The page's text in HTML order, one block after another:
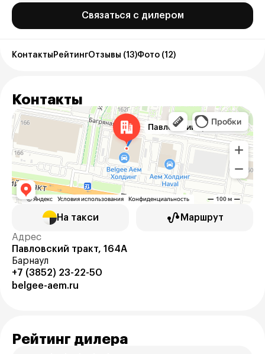
Связаться с дилером
Контакты РейтингОтзывы (13)Фото (12)
Контакты
На такси Маршрут
Адрес
Павловский тракт, 164А
Барнаул
+7 (3852) 23-22-50
belgee-aem.ru
Рейтинг дилера